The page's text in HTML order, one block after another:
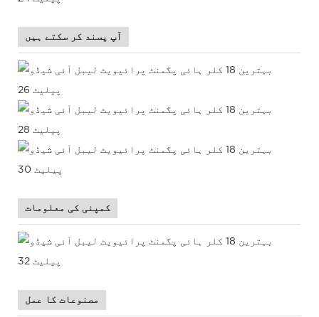
آپ پسند کر سکتے ہیں
کمپنی کی معلومات
مصنوعات کا عمل